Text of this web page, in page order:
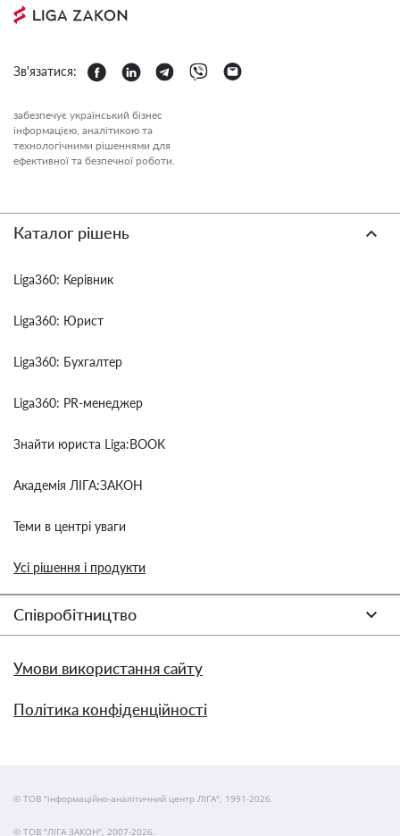
Зв'язатися:
забезпечує український бізнес
інформацією, аналітикою та
технологічними рішеннями для
ефективної та безпечної роботи.
Каталог рішень
Liga360: Керівник
Liga360: Юрист
Liga360: Бухгалтер
Liga360: PR-менеджер
Знайти юриста Liga:BOOK
Академія ЛІГА:ЗАКОН
Теми в центрі уваги
Усі рішення і продукти
Співробітництво
Умови використання сайту
Політика конфіденційності
© ТОВ "інформаційно-аналітичний центр ЛІГА", 1991-2026.
© ТОВ "ЛІГА ЗАКОН", 2007-2026.